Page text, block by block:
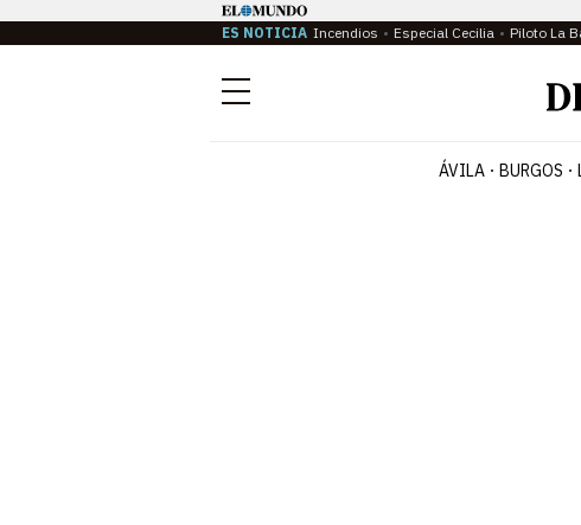
ES NOTICIA Incendios Especial Cecilia Piloto La
Menú
ÁVILA BURGOS